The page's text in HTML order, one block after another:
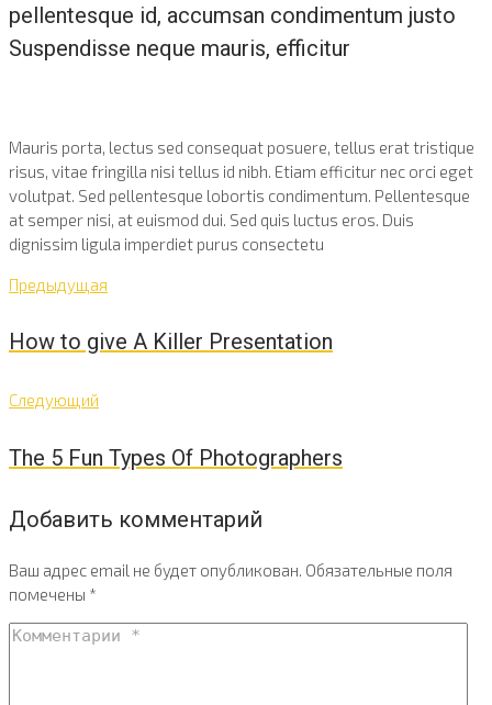
pellentesque id, accumsan condimentum justo
Suspendisse neque mauris, efficitur
Mauris porta, lectus sed consequat posuere, tellus erat tristique
risus, vitae fringilla nisi tellus id nibh. Etiam efficitur nec orci eget
volutpat. Sed pellentesque lobortis condimentum. Pellentesque
at semper nisi, at euismod dui. Sed quis luctus eros. Duis
dignissim ligula imperdiet purus consectetu
Навигация
по
записям
Предыдущая
Предыдущая
How to give A Killer Presentation
Следующий
Следующий
The 5 Fun Types Of Photographers
Добавить комментарий
Ваш адрес email не будет опубликован. Обязательные поля
помечены *